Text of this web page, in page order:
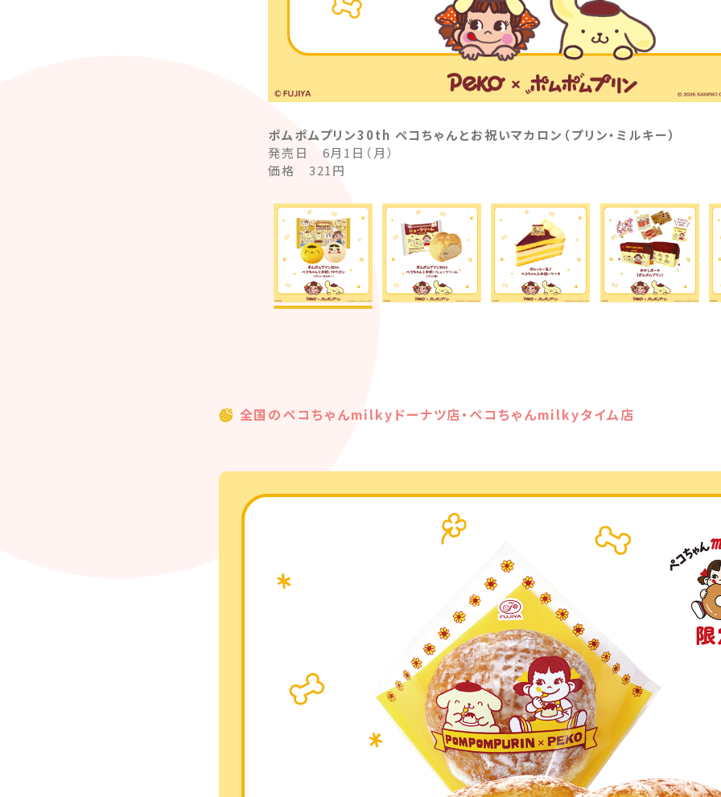
ポムポムプリン30th ペコちゃんとお祝いマカロン（プリン・ミルキー）
発売日 6月1日（月）
価格 321円
全国のペコちゃんmilkyドーナツ店・ペコちゃんmilkyタイム店